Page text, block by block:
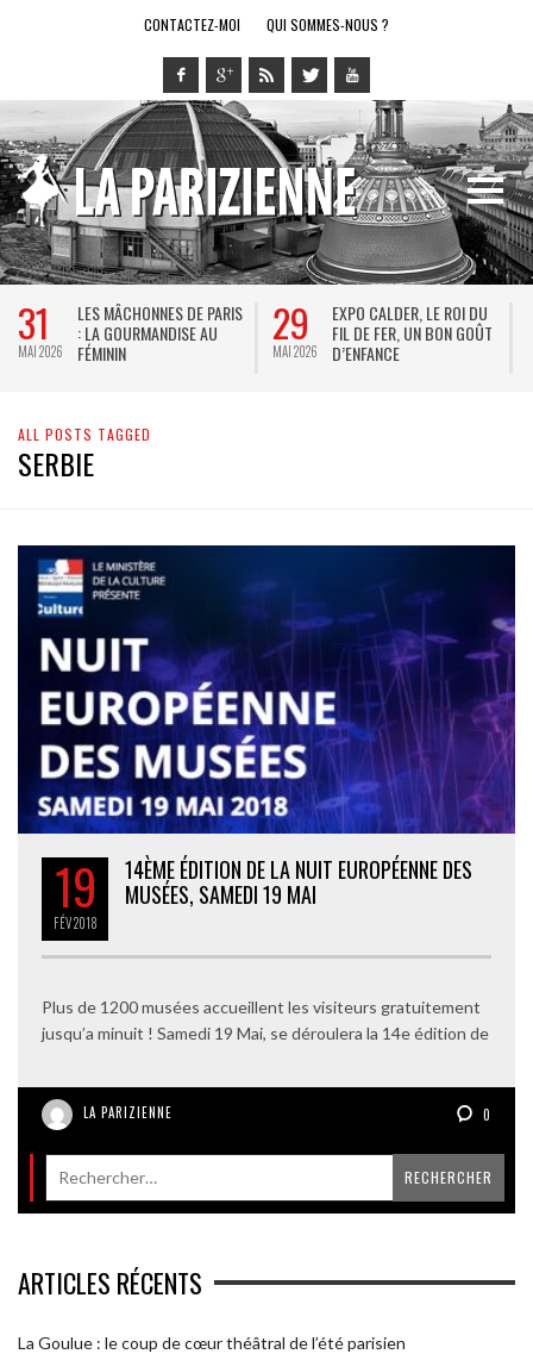
CONTACTEZ-MOI QUI SOMMES-NOUS ?
31
MAI 2026
LES MÂCHONNES DE PARIS
: LA GOURMANDISE AU
FÉMININ
29
MAI 2026
EXPO CALDER, LE ROI DU
FIL DE FER, UN BON GOÛT
D’ENFANCE
ALL POSTS TAGGED
SERBIE
19
FÉV2018
14ÈME ÉDITION DE LA NUIT EUROPÉENNE DES
MUSÉES, SAMEDI 19 MAI
Plus de 1200 musées accueillent les visiteurs gratuitement
jusqu’a minuit ! Samedi 19 Mai, se déroulera la 14e édition de
LA PARIZIENNE 0
ARTICLES RÉCENTS
La Goulue : le coup de cœur théâtral de l’été parisien